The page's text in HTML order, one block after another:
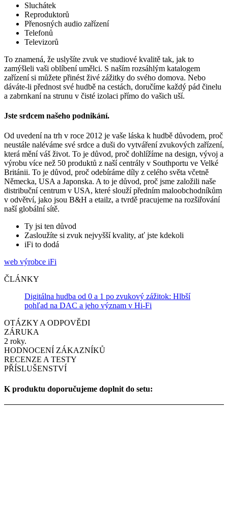
Sluchátek
Reproduktorů
Přenosných audio zařízení
Telefonů
Televizorů
To znamená, že uslyšíte zvuk ve studiové kvalitě tak, jak to
zamýšleli vaši oblíbení umělci. S naším rozsáhlým katalogem
zařízení si můžete přinést živé zážitky do svého domova. Nebo
dáváte-li přednost své hudbě na cestách, doručíme každý pád činelu
a zabrnkaní na strunu v čisté izolaci přímo do vašich uší.
Jste srdcem našeho podnikání.
Od uvedení na trh v roce 2012 je vaše láska k hudbě důvodem, proč
neustále naléváme své srdce a duši do vytváření zvukových zařízení,
která mění váš život. To je důvod, proč dohlížíme na design, vývoj a
výrobu více než 50 produktů z naší centrály v Southportu ve Velké
Británii. To je důvod, proč odebíráme díly z celého světa včetně
Německa, USA a Japonska. A to je důvod, proč jsme založili naše
distribuční centrum v USA, které slouží předním maloobchodníkům
v odvětví, jako jsou B&H a etailz, a tvrdě pracujeme na rozšiřování
naší globální sítě.
Ty jsi ten důvod
Zasloužíte si zvuk nejvyšší kvality, ať jste kdekoli
iFi to dodá
web výrobce iFi
ČLÁNKY
Digitálna hudba od 0 a 1 po zvukový zážitok: Hlbší
pohľad na DAC a jeho význam v Hi-Fi
OTÁZKY A ODPOVĚDI
ZÁRUKA
2 roky.
HODNOCENÍ ZÁKAZNÍKŮ
RECENZE A TESTY
PŘÍSLUŠENSTVÍ
K produktu doporučujeme doplnit do setu: